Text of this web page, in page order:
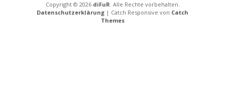
Copyright © 2026 diFuR. Alle Rechte vorbehalten.
Datenschutzerklärung | Catch Responsive von Catch
Themes